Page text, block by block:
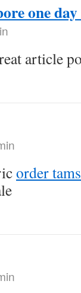
one
article
order